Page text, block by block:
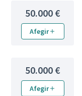
50.000 €
Afegir
50.000 €
Afegir